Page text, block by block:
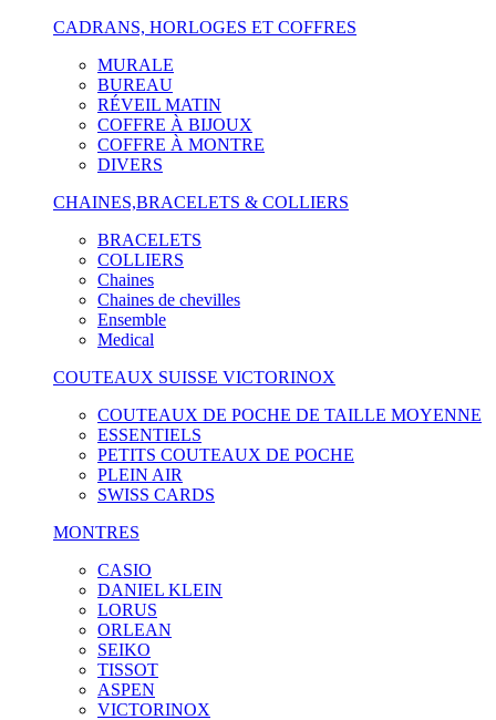
CADRANS, HORLOGES ET COFFRES
MURALE
BUREAU
RÉVEIL MATIN
COFFRE À BIJOUX
COFFRE À MONTRE
DIVERS
CHAINES,BRACELETS & COLLIERS
BRACELETS
COLLIERS
Chaines
Chaines de chevilles
Ensemble
Medical
COUTEAUX SUISSE VICTORINOX
COUTEAUX DE POCHE DE TAILLE MOYENNE
ESSENTIELS
PETITS COUTEAUX DE POCHE
PLEIN AIR
SWISS CARDS
MONTRES
CASIO
DANIEL KLEIN
LORUS
ORLEAN
SEIKO
TISSOT
ASPEN
VICTORINOX